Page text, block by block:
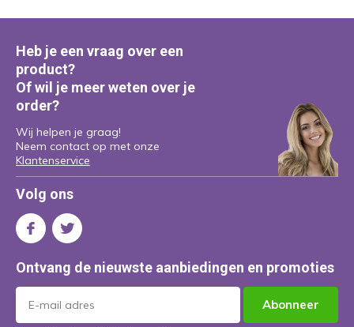
Heb je een vraag over een
product?
Of wil je meer weten over je
order?
Wij helpen je graag!
Neem contact op met onze
Klantenservice
Volg ons
Ontvang de nieuwste aanbiedingen en promoties
Abonneer